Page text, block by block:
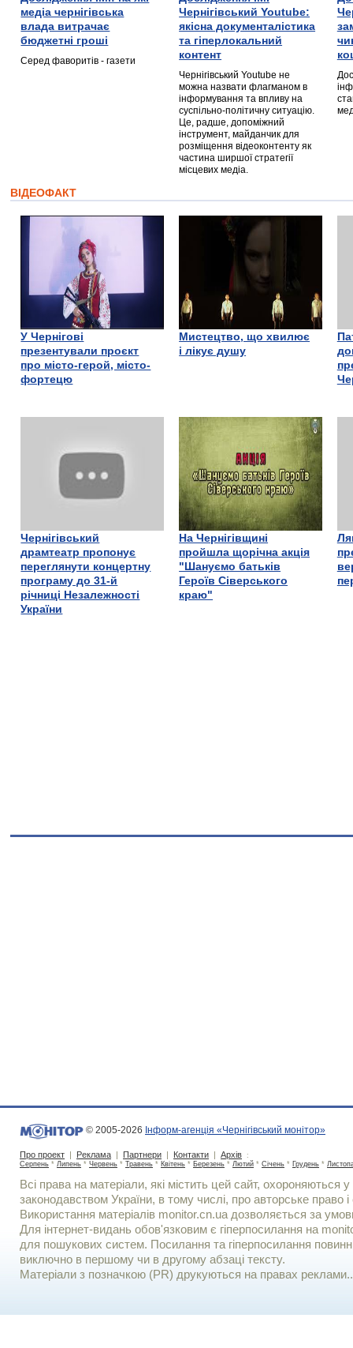
медіа чернігівська
влада витрачає
бюджетні гроші
Серед фаворитів - газети
Чернігівський Youtube:
якісна документалістика
та гіперлокальний
контент
Чернігівський Youtube не
можна назвати флагманом в
інформування та впливу на
суспільно-політичну ситуацію.
Це, радше, допоміжний
інструмент, майданчик для
розміщення відеоконтенту як
частина ширшої стратегії
місцевих медіа.
ВІДЕОФАКТ
У Чернігові
презентували проєкт
про місто-герой, місто-
фортецю
Мистецтво, що хвилює
і лікує душу
Чернігівський
драмтеатр пропонує
переглянути концертну
програму до 31-й
річниці Незалежності
України
На Чернігівщині
пройшла щорічна акція
"Шануємо батьків
Героїв Сіверського
краю"
© 2005-2026 Інформ-агенція «Чернігівський монітор»
Про проект | Реклама | Партнери | Контакти | Архів :
Серпень * Липень * Червень * Травень * Квітень * Березень * Лютий * Січень * Грудень *
Всі права на матеріали, які містить цей сайт, охороняються у
законодавством України, в тому числі, про авторське право і
Використання матерiалiв monitor.cn.ua дозволяється за
Для iнтернет-видань обов'язковим є гiперпосилання на
для пошукових систем. Посилання та гіперпосилання
виключно в першому чи в другому абзаці тексту.
Матеріали з позначкою (PR) друкуються на правах реклами..